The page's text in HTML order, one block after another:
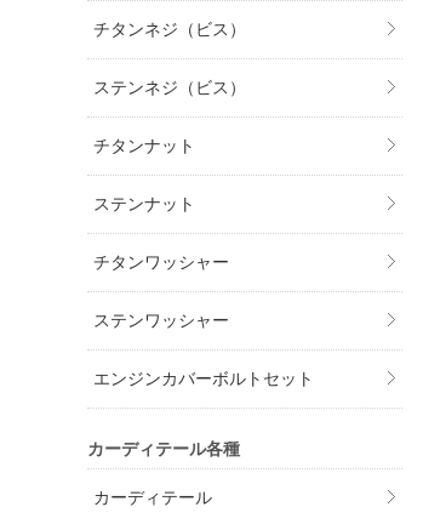
チタンネジ（ビス）
ステンネジ（ビス）
チタンナット
ステンナット
チタンワッシャー
ステンワッシャー
エンジンカバーボルトセット
カーディテール各種
カーディテール